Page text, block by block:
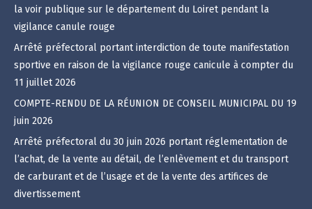
la voir publique sur le département du Loiret pendant la
vigilance canule rouge
Arrêté préfectoral portant interdiction de toute manifestation
sportive en raison de la vigilance rouge canicule à compter du
11 juillet 2026
COMPTE-RENDU DE LA RÉUNION DE CONSEIL MUNICIPAL DU 19
juin 2026
Arrêté préfectoral du 30 juin 2026 portant réglementation de
l’achat, de la vente au détail, de l’enlèvement et du transport
de carburant et de l’usage et de la vente des artifices de
divertissement